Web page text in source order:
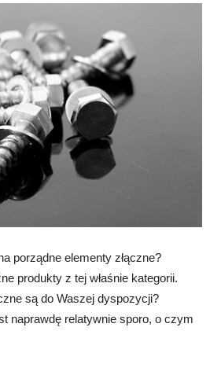
porządne elementy złączne?
produkty z tej właśnie kategorii.
są do Waszej dyspozycji?
naprawdę relatywnie sporo, o czym